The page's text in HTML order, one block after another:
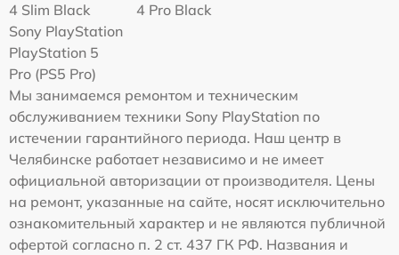
4 Slim Black
4 Pro Black
Sony PlayStation
PlayStation 5
Pro (PS5 Pro)
Мы занимаемся ремонтом и техническим
обслуживанием техники Sony PlayStation по
истечении гарантийного периода. Наш центр в
Челябинске работает независимо и не имеет
официальной авторизации от производителя. Цены
на ремонт, указанные на сайте, носят исключительно
ознакомительный характер и не являются публичной
офертой согласно п. 2 ст. 437 ГК РФ. Названия и